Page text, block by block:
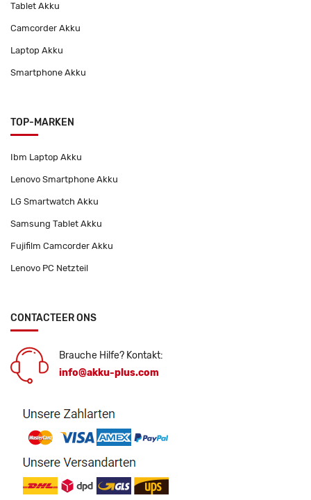
Tablet Akku
Camcorder Akku
Laptop Akku
Smartphone Akku
TOP-MARKEN
Ibm Laptop Akku
Lenovo Smartphone Akku
LG Smartwatch Akku
Samsung Tablet Akku
Fujifilm Camcorder Akku
Lenovo PC Netzteil
CONTACTEER ONS
Brauche Hilfe? Kontakt:
info@akku-plus.com